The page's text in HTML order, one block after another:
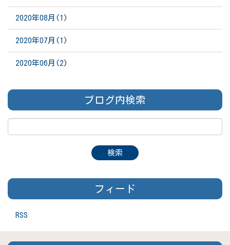
2020年08月(1)
2020年07月(1)
2020年06月(2)
ブログ内検索
フィード
RSS